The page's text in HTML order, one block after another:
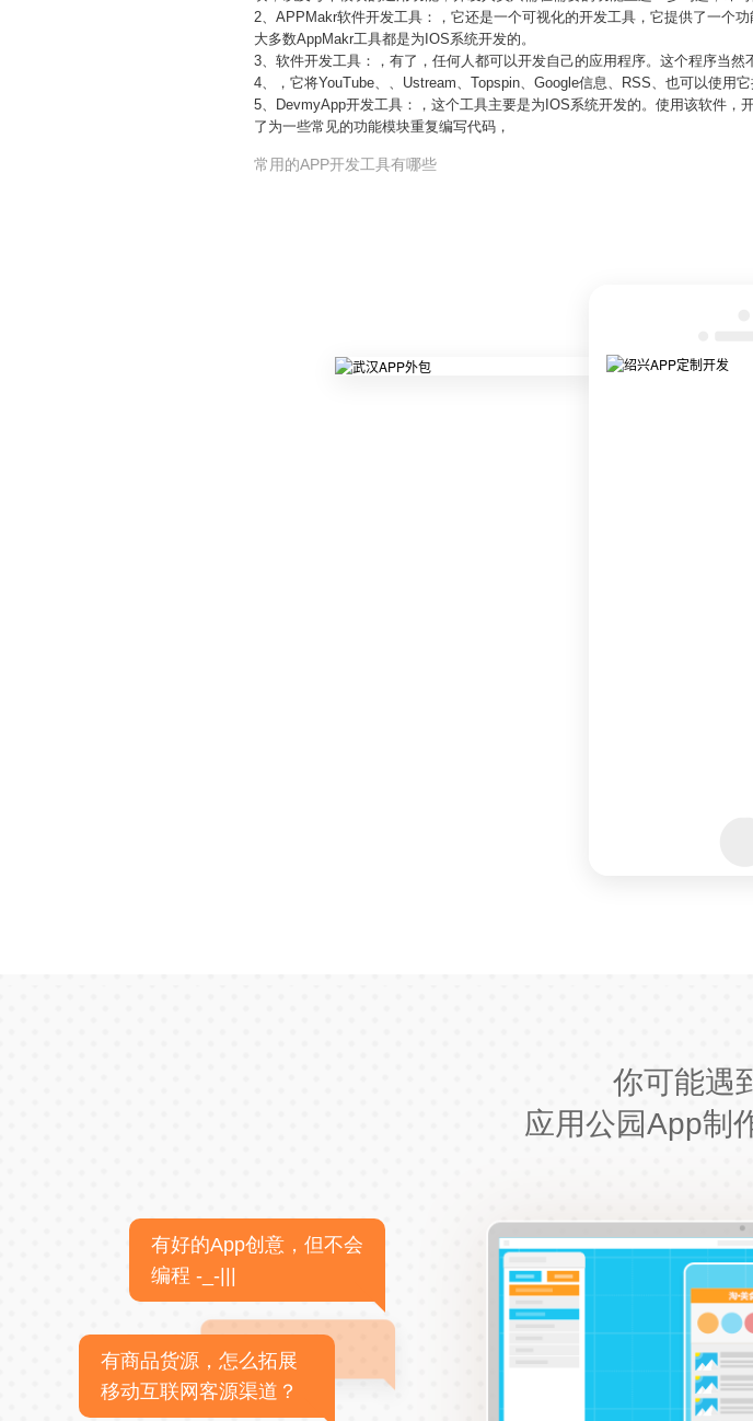
2、APPMakr软件开发工具：，它还是一个可视化的开发工具，它提供了一个
大多数AppMakr工具都是为IOS系统开发的。
3、软件开发工具：，有了，任何人都可以开发自己的应用程序。这个程序当然
4、，它将YouTube、、Ustream、Topspin、Google信息、RSS、也可以使用
5、DevmyApp开发工具：，这个工具主要是为IOS系统开发的。使用该软件
了为一些常见的功能模块重复编写代码，
常用的APP开发工具有哪些
你可能遇
应用公园App制
有好的App创意，但不会
编程 -_-|||
有商品货源，怎么拓展
移动互联网客源渠道？